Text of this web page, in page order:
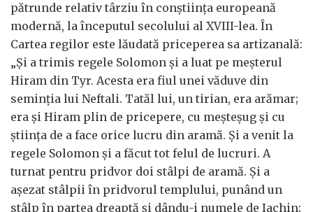
pătrunde relativ târziu în conștiința europeană
modernă, la începutul secolului al XVIII-lea. În
Cartea regilor este lăudată priceperea sa artizanală:
„Și a trimis regele Solomon și a luat pe meșterul
Hiram din Tyr. Acesta era fiul unei văduve din
seminția lui Neftali. Tatăl lui, un tirian, era arămar;
era și Hiram plin de pricepere, cu meșteșug și cu
știința de a face orice lucru din aramă. Și a venit la
regele Solomon și a făcut tot felul de lucruri. A
turnat pentru pridvor doi stâlpi de aramă. Și a
așezat stâlpii în pridvorul templului, punând un
stâlp în partea dreaptă și dându-i numele de Iachin;